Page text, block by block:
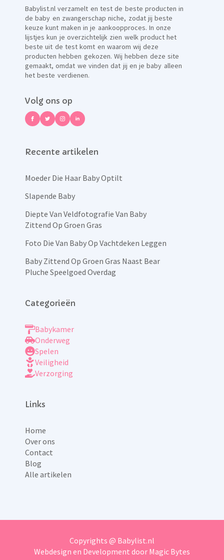
Babylist.nl verzamelt en test de beste producten in
de baby en zwangerschap niche, zodat jij beste
keuze kunt maken in je aankoopproces. In onze
lijstjes kun je overzichtelijk zien welk product het
beste uit de test komt en waarom wij deze
producten hebben gekozen. Wij hebben deze site
gemaakt, omdat we vinden dat jij en je baby alleen
het beste verdienen.
Volg ons op
Recente artikelen
Moeder Die Haar Baby Optilt
Slapende Baby
Diepte Van Veldfotografie Van Baby
Zittend Op Groen Gras
Foto Die Van Baby Op Vachtdeken Leggen
Baby Zittend Op Groen Gras Naast Bear
Pluche Speelgoed Overdag
Categorieën
Babykamer
Onderweg
Spelen
Veiligheid
Verzorging
Links
Home
Over ons
Contact
Blog
Alle artikelen
Copyrights @ Babylist.nl
Webdesign en Development door Magic Bytes